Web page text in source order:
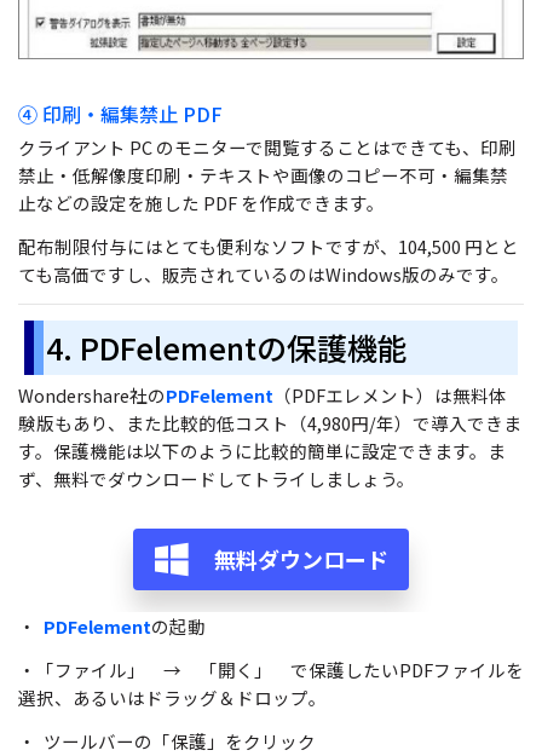
④ 印刷・編集禁止 PDF
クライアント PC のモニターで閲覧することはできても、印刷
禁止・低解像度印刷・テキストや画像のコピー不可・編集禁
止などの設定を施した PDF を作成できます。
配布制限付与にはとても便利なソフトですが、104,500 円とと
ても高価ですし、販売されているのはWindows版のみです。
4. PDFelementの保護機能
Wondershare社のPDFelement （PDFエレメント）は無料体
験版もあり、また比較的低コスト（4,980円/年）で導入できま
す。保護機能は以下のように比較的簡単に設定できます。ま
ず、無料でダウンロードしてトライしましょう。
無料ダウンロード
・ PDFelementの起動
・「ファイル」 → 「開く」 で保護したいPDFファイルを
選択、あるいはドラッグ＆ドロップ。
・ ツールバーの「保護」をクリック